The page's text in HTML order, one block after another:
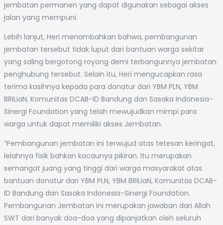
jembatan permanen yang dapat digunakan sebagai akses
jalan yang mempuni.
Lebih lanjut, Heri menambahkan bahwa, pembangunan
jembatan tersebut tidak luput dari bantuan warga sekitar
yang saling bergotong royong demi terbangunnya jembatan
penghubung tersebut. Selain itu, Heri mengucapkan rasa
terima kasihnya kepada para donatur dari YBM PLN, YBM
BRILiaN, Komunitas DCAB-ID Bandung dan Sasaka Indonesia-
Sinergi Foundation yang telah mewujudkan mimpi para
warga untuk dapat memiliki akses Jembatan.
“Pembangunan jembatan ini terwujud atas tetesan keringat,
lelahnya fisik bahkan kacaunya pikiran. Itu merupakan
semangat juang yang tinggi dari warga masyarakat atas
bantuan donatur dari YBM PLN, YBM BRILiaN, Komunitas DCAB-
ID Bandung dan Sasaka Indonesia-Sinergi Foundation.
Pembangunan Jembatan ini merupakan jawaban dari Allah
SWT dari banyak doa-doa yang dipanjatkan oleh seluruh